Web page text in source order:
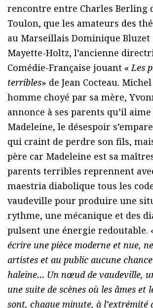
rencontre entre Charles Berling
Toulon, que les amateurs des
au Marseillais Dominique
Mayette-Holtz, l’ancienne
Comédie-Française jouant « Les
terribles» de Jean Cocteau.
homme choyé par sa mère,
annonce à ses parents qu’il
Madeleine, le désespoir
qui craint de perdre son fils,
père car Madeleine est sa
parents terribles reprennent
maestria diabolique tous les
vaudeville pour produire une
rythme, une mécanique et des
pulsent une énergie redoutable.
écrire une pièce moderne et nue,
artistes et au public aucune
haleine… Un nœud de vaudeville,
une suite de scènes où les âmes et
sont, chaque minute, à l’extrémité